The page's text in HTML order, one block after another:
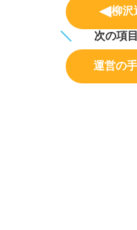
柳沢
次の項
運営の